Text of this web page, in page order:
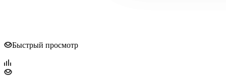
Быстрый просмотр